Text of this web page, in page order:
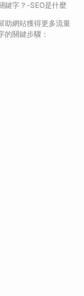
鍵字？-SEO是什麼
助網站獲得更多流量
的關鍵步驟：